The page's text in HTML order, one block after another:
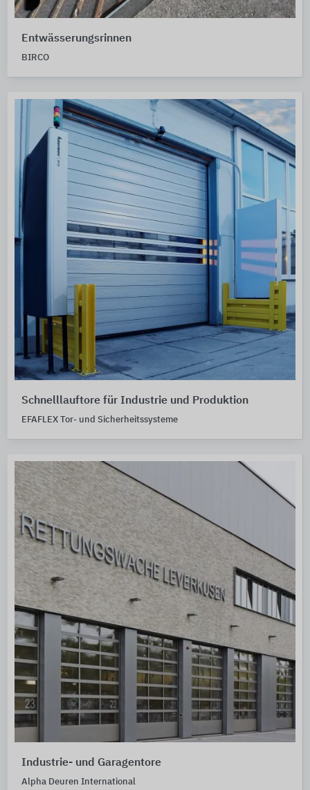
Entwässerungsrinnen
BIRCO
Schnelllauftore für Industrie und Produktion
EFAFLEX Tor- und Sicherheitssysteme
Industrie- und Garagentore
Alpha Deuren International